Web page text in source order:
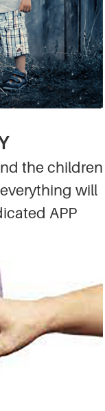
the children
will
APP